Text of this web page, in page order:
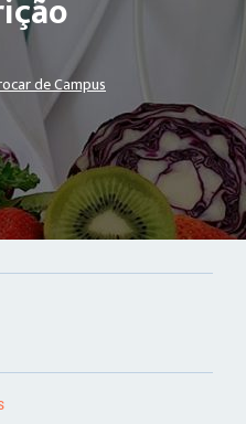
de Campus